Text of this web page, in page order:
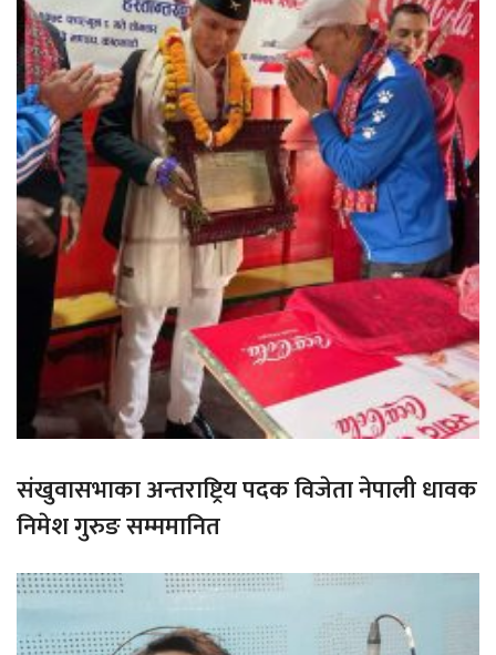
संखुवासभाका अन्तराष्ट्रिय पदक विजेता नेपाली धावक
निमेश गुरुङ सम्ममानित